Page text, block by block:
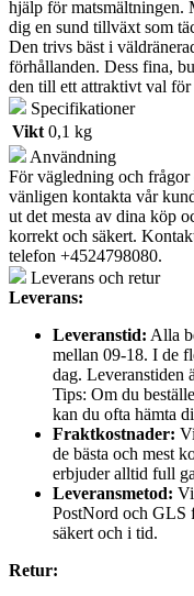
hjälp för matsmältningen.
dig en sund tillväxt som
Den trivs bäst i
förhållanden. Dess fina,
den till ett attraktivt val för
Specifikationer
Vikt 0,1 kg
Användning
För vägledning och
vänligen kontakta vår
ut det mesta av dina köp
korrekt och säkert.
telefon +4524798080.
Leverans och retur
Leverans:
Leveranstid: Alla
mellan 09-18. I de
dag. Leveranstiden
Tips: Om du
kan du ofta hämta
Fraktkostnader:
de bästa och mest
erbjuder alltid full
Leveransmetod:
PostNord och GLS
säkert och i tid.
Retur: